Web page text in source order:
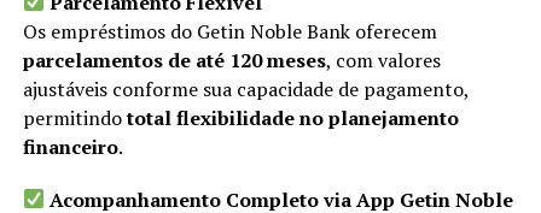
Os empréstimos do Getin Noble Bank oferecem
parcelamentos de até 120 meses, com valores
ajustáveis conforme sua capacidade de pagamento,
permitindototal flexibilidade no planejamento
financeiro.
Acompanhamento Completo via App Getin Noble